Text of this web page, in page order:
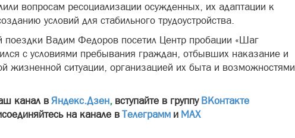
вопросам ресоциализации осужденных, их адаптации к
условий для стабильного трудоустройства.
поездки Вадим Федоров посетил Центр пробации «Шаг
с условиями пребывания граждан, отбывших наказание и
жизненной ситуации, организацией их быта и возможностями
канал в Яндекс.Дзен, вступайте в группу ВКонтакте
на канале в Телеграмм и МАХ